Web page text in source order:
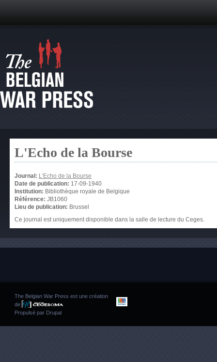
L'Echo de la Bourse
Journal: L'Echo de la Bourse
Date de publication: 17-09-1940
Institution: Bibliothèque royale de Belgique
Référence: JB1060
Lieu de publication: Brussel
Ce journal est uniquement disponible dans la salle de lecture du Ceges.
The Belgian War Press est une création
de
Propulsé par Drupal